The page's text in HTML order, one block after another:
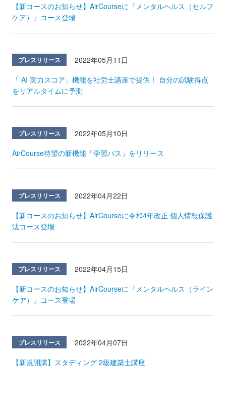
【新コースのお知らせ】AirCourseに『メンタルヘルス（セルフ
ケア）』コース登場
プレスリリース
2022年05月11日
「 AI 実力スコア」機能を社労士講座で提供！ 自分の試験得点
をリアルタイムに予測
プレスリリース
2022年05月10日
AirCourse待望の新機能「学習パス」をリリース
プレスリリース
2022年04月22日
【新コースのお知らせ】AirCourseに令和4年改正 個人情報保護
法コース登場
プレスリリース
2022年04月15日
【新コースのお知らせ】AirCourseに『メンタルヘルス（ライン
ケア）』コース登場
プレスリリース
2022年04月07日
【新規開講】スタディング 2級建築士講座